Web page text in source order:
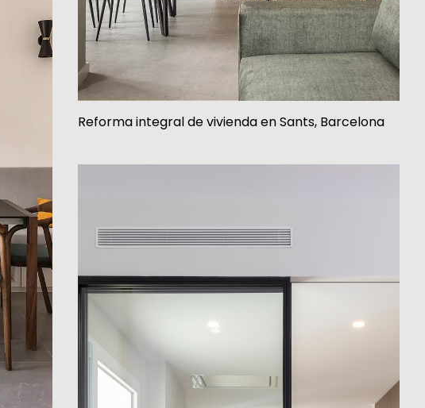
Reforma integral de vivienda en Sants, Barcelona